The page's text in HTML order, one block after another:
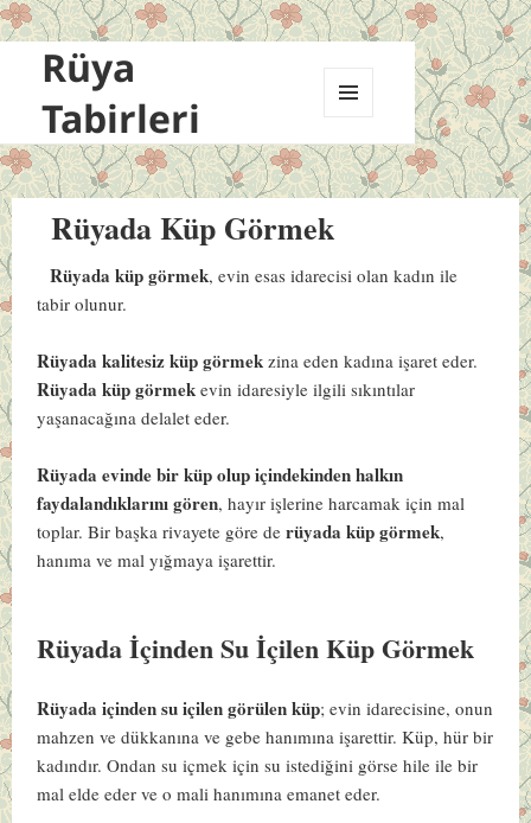
Rüya
Tabirleri
VE
BILEŞENLER
Rüyada Küp Görmek
Rüyada küp görmek, evin esas idarecisi olan kadın ile
tabir olunur.
Rüyada kalitesiz küp görmek zina eden kadına işaret eder.
Rüyada küp görmek evin idaresiyle ilgili sıkıntılar
yaşanacağına delalet eder.
Rüyada evinde bir küp olup içindekinden halkın
faydalandıklarını gören, hayır işlerine harcamak için mal
toplar. Bir başka rivayete göre de rüyada küp görmek,
hanıma ve mal yığmaya işarettir.
Rüyada İçinden Su İçilen Küp Görmek
Rüyada içinden su içilen görülen küp; evin idarecisine, onun
mahzen ve dükkanına ve gebe hanımına işarettir. Küp, hür bir
kadındır. Ondan su içmek için su istediğini görse hile ile bir
mal elde eder ve o mali hanımına emanet eder.